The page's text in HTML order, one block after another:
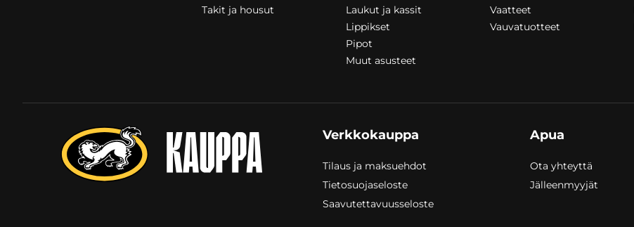
Takit ja housut
Laukut ja kassit
Lippikset
Pipot
Muut asusteet
Vaatteet
Vauvatuotteet
Verkkokauppa
Tilaus ja maksuehdot
Tietosuojaseloste
Saavutettavuusseloste
Apua
Ota yhteyttä
Jälleenmyyjät